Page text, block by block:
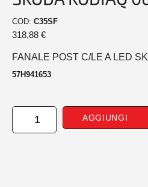
COD: C35SF
318,88 €
FANALE POST C/LE A LED
57H941653
FANALE
POST
AGGIUNGI